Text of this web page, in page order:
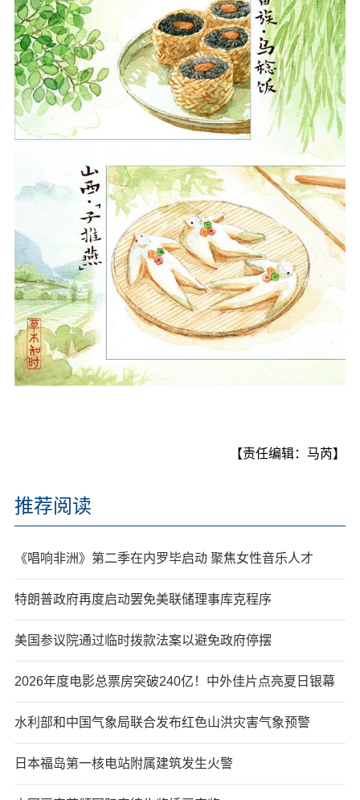
【责任编辑：马芮】
推荐阅读
《唱响非洲》第二季在内罗毕启动 聚焦女性音乐人才
特朗普政府再度启动罢免美联储理事库克程序
美国参议院通过临时拨款法案以避免政府停摆
2026年度电影总票房突破240亿！中外佳片点亮夏日银幕
水利部和中国气象局联合发布红色山洪灾害气象预警
日本福岛第一核电站附属建筑发生火警